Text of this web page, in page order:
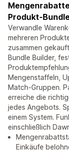
Produkt-
Verwandle
mehreren
zusammen
Bundle Builder,
Mengenstaffeln,
Match-Gruppen.
erreiche die
jedes Angebots.
einem System.
einschließlich
Einkäufe